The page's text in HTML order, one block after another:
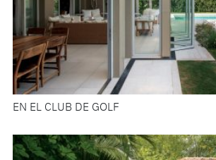
EN EL CLUB DE GOLF